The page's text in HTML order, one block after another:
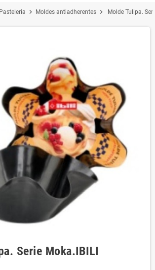
chevron_right Moldes antiadherentes chevron_right Molde Tulipa.
Serie Moka.IBILI